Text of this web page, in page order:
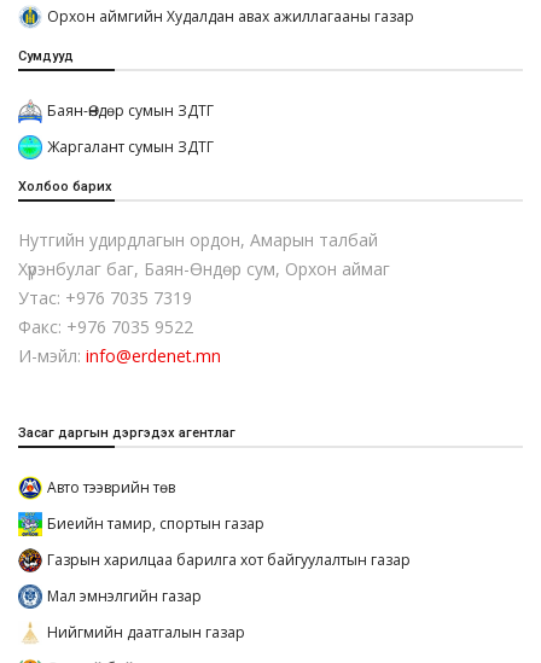
Орхон аймгийн Худалдан авах ажиллагааны газар
Сумдууд
Баян-Өндөр сумын ЗДТГ
Жаргалант сумын ЗДТГ
Холбоо барих
Нутгийн удирдлагын ордон, Амарын талбай
Хүрэнбулаг баг, Баян-Өндөр сум, Орхон аймаг
Утас: +976 7035 7319
Факс: +976 7035 9522
И-мэйл: info@erdenet.mn
Засаг даргын дэргэдэх агентлаг
Авто тээврийн төв
Биеийн тамир, спортын газар
Газрын харилцаа барилга хот байгуулалтын газар
Мал эмнэлгийн газар
Нийгмийн даатгалын газар